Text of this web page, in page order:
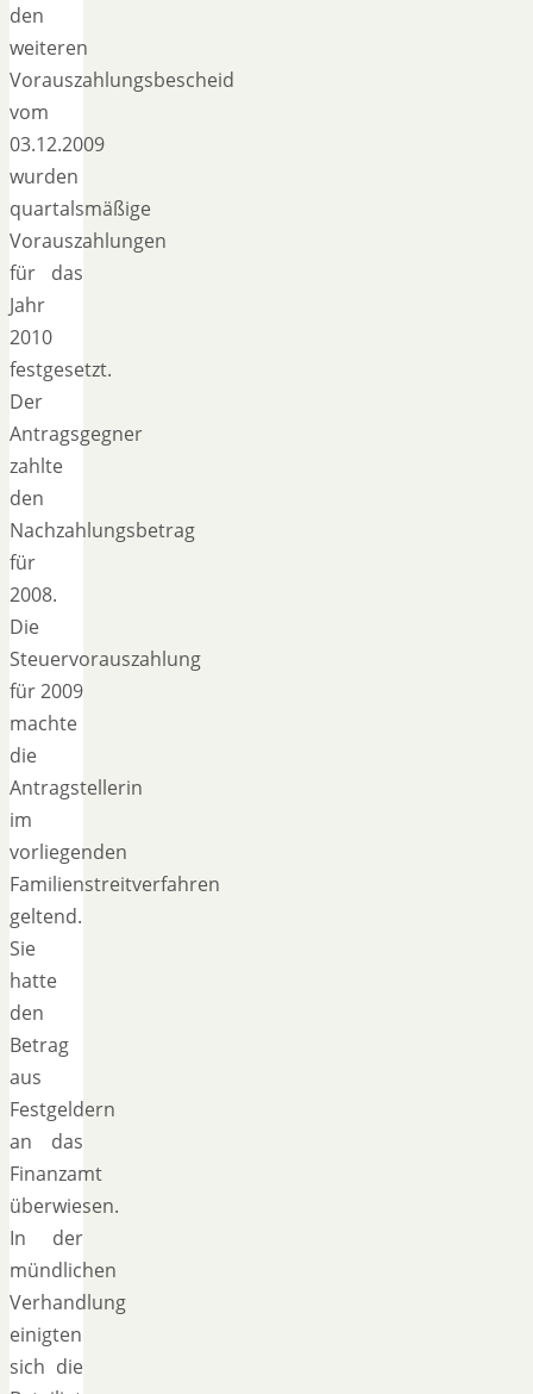
den
weiteren
Vorauszahlungsbescheid
vom
03.12.2009
wurden
quartalsmäßige
Vorauszahlungen
für das
Jahr
2010
festgesetzt.
Der
Antragsgegner
zahlte
den
Nachzahlungsbetrag
für
2008.
Die
Steuervorauszahlung
für 2009
machte
die
Antragstellerin
im
vorliegenden
Familienstreitverfahren
geltend.
Sie
hatte
den
Betrag
aus
Festgeldern
an das
Finanzamt
überwiesen.
In der
mündlichen
Verhandlung
einigten
sich die